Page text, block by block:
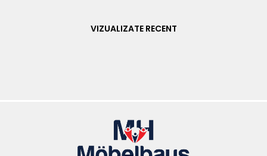
VIZUALIZATE RECENT